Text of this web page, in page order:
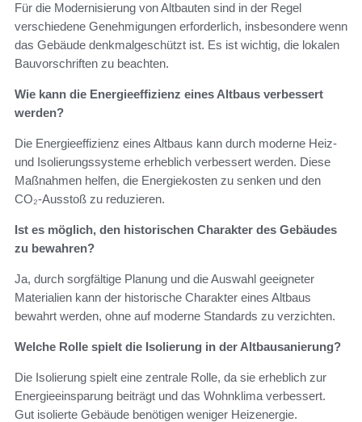
Für die Modernisierung von Altbauten sind in der Regel
verschiedene Genehmigungen erforderlich, insbesondere wenn
das Gebäude denkmalgeschützt ist. Es ist wichtig, die lokalen
Bauvorschriften zu beachten.
Wie kann die Energieeffizienz eines Altbaus verbessert
werden?
Die Energieeffizienz eines Altbaus kann durch moderne Heiz-
und Isolierungssysteme erheblich verbessert werden. Diese
Maßnahmen helfen, die Energiekosten zu senken und den
CO₂-Ausstoß zu reduzieren.
Ist es möglich, den historischen Charakter des Gebäudes
zu bewahren?
Ja, durch sorgfältige Planung und die Auswahl geeigneter
Materialien kann der historische Charakter eines Altbaus
bewahrt werden, ohne auf moderne Standards zu verzichten.
Welche Rolle spielt die Isolierung in der Altbausanierung?
Die Isolierung spielt eine zentrale Rolle, da sie erheblich zur
Energieeinsparung beiträgt und das Wohnklima verbessert.
Gut isolierte Gebäude benötigen weniger Heizenergie.